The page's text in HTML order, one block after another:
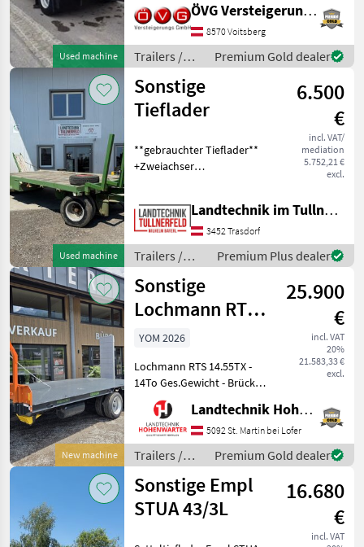
Trailers
Flatbed
Trailers
Sonstige
CATEGORY
Sonstige
Möslein
Fliegl
Pronar
Müller-Mitteltal
Humbaur
Show
all 24
MODEL
MARKETPLACE
Dealer
Used machine
18000kg Gesamtgewicht,
Nutzlast 13300kg, mit
Original Felgen, Ohne
Allufelgen!!!!!
ÖVG Versteigerungen
8570 Voitsberg
Trailers /
Sonstige
Premium Gold dealer
Used machine
Sonstige
Tieflader
6.500
€
incl. VAT/
mediation
5.752,21 €
excl.
**gebrauchter Tieflader**
+Zweiachser
erneuert) +Bereifung:
7.50R15 +Breite Ladefläche:
224 cm +Länge Ladefläc
Landtechnik im Tullnerfeld Wilhelm Bayerl GmbH
3452 Trasdorf
Trailers /
Sonstige
Premium Plus dealer
New machine
Sonstige
Lochmann RTS
14.55TX (25966)
25.900
€
incl. VAT
20%
21.583,33 €
excl.
YOM 2026
Lochmann RTS 14.55TX -
14To Ges.Gewicht - Brücke
2450x5500 mm - Stirngitter
für Ballentransport -
Tandemachsen “Bogie“
pendelnd u. gefedert -
Brücke hydr. nach hint
Landtechnik Hohenwarter GmbH
5092 St. Martin bei Lofer
Trailers /
Sonstige
Premium Gold dealer
Sonstige Empl
STUA 43/3L
16.680
€
incl. VAT